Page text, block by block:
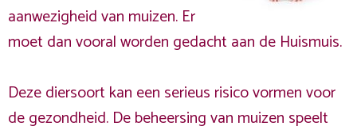
aanwezigheid van muizen. Er
moet dan vooral worden gedacht aan de Huismuis.
Deze diersoort kan een serieus risico vormen voor
de gezondheid. De beheersing van muizen speelt